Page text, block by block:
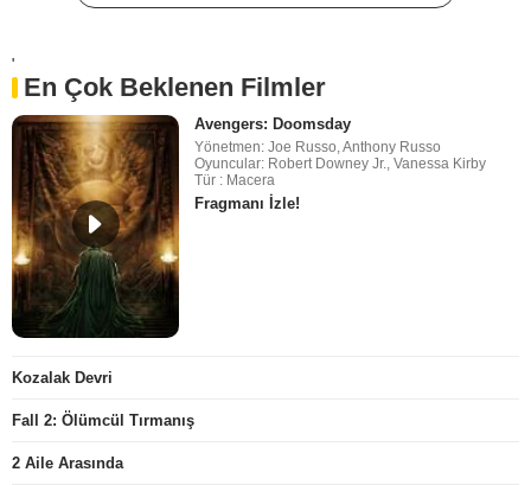
'
En Çok Beklenen Filmler
Avengers: Doomsday
Yönetmen: Joe Russo, Anthony Russo
Oyuncular: Robert Downey Jr., Vanessa Kirby
Tür : Macera
Fragmanı İzle!
Kozalak Devri
Fall 2: Ölümcül Tırmanış
2 Aile Arasında